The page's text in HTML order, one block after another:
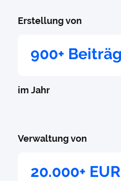
Erstellung von
900+
im Jahr
Verwaltung von
20.000+ EUR